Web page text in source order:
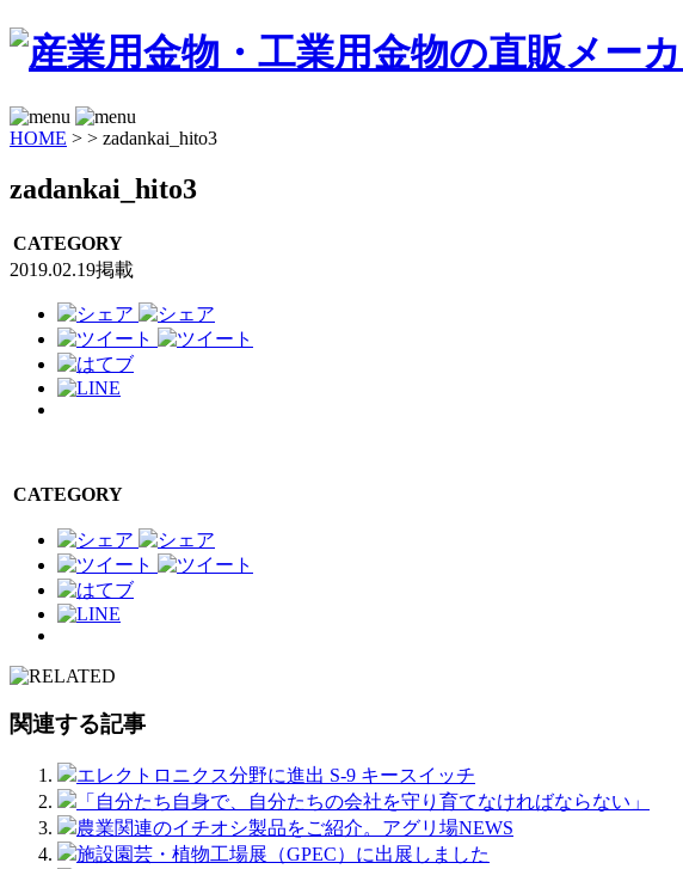
HOME > > zadankai_hito3
zadankai_hito3
CATEGORY
2019.02.19掲載
CATEGORY
関連する記事
エレクトロニクス分野に進出 S-9 キースイッチ
「自分たち自身で、自分たちの会社を守り育てなければならない」
農業関連のイチオシ製品をご紹介。アグリ場NEWS
施設園芸・植物工場展（GPEC）に出展しました